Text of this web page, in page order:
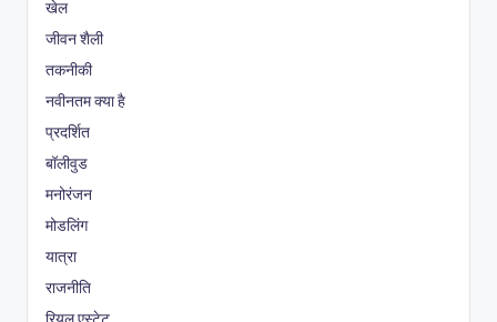
खेल
जीवन शैली
तकनीकी
नवीनतम क्या है
प्रदर्शित
बॉलीवुड
मनोरंजन
मोडलिंग
यात्रा
राजनीति